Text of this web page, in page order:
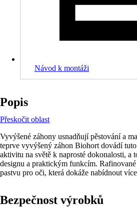
Návod k montáži
Popis
Přeskočit oblast
Vyvýšené záhony usnadňují pěstování a
teprve vyvýšený záhon Biohort dovádí
aktivitu na světě k naprosté dokonalosti, a
designu a praktickým funkcím.
pastvu pro oči, která dokáže nabídnout
Bezpečnost výrobků